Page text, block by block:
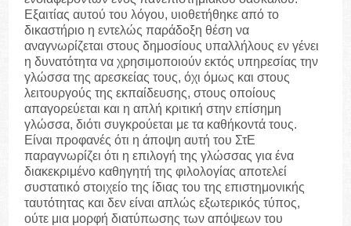
Εξαιτίας αυτού του λόγου, υιοθετήθηκε από το
δικαστήριο η εντελώς παράδοξη θέση να
αναγνωρίζεται στους δημοσίους υπαλλήλους εν γένει
η δυνατότητα να χρησιμοποιούν εκτός υπηρεσίας την
γλώσσα της αρεσκείας τους, όχι όμως και στους
λειτουργούς της εκπαίδευσης, στους οποίους
απαγορεύεται και η απλή κριτική στην επίσημη
γλώσσα, διότι συγκρούεται με τα καθήκοντά τους.
Είναι προφανές ότι η άποψη αυτή του ΣτΕ
παραγνωρίζει ότι η επιλογή της γλώσσας για ένα
διακεκριμένο καθηγητή της φιλολογίας αποτελεί
συστατικό στοιχείο της ίδιας του της επιστημονικής
ταυτότητας και δεν είναι απλώς εξωτερικός τύπος,
ούτε μια μορφή διατύπωσης των απόψεων του